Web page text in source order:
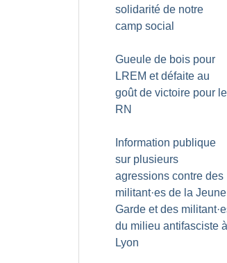
solidarité de notre
camp social
Gueule de bois pour
LREM et défaite au
goût de victoire pour le
RN
Information publique
sur plusieurs
agressions contre des
militant·es de la Jeune
Garde et des militant·
du milieu antifasciste à
Lyon